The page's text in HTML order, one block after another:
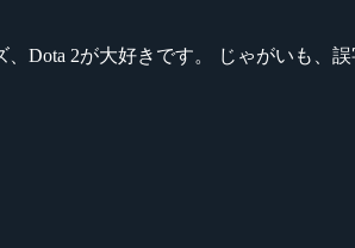
、Dota 2が大好きです。 じゃがいも